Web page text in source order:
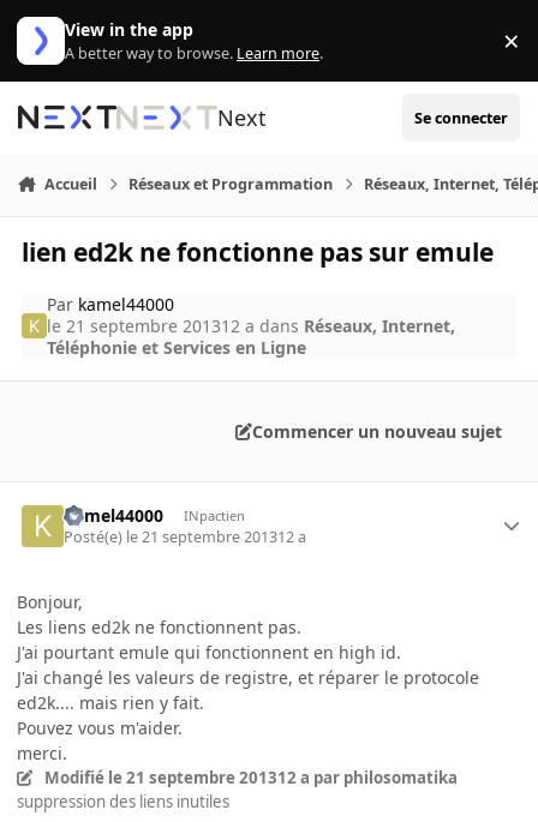
Aller au contenu
View in the app
A better way to browse. Learn more. ×
Next Se connecter
Accueil Réseaux et Programmation Réseaux, Internet,
lien ed2k ne fonctionne pas sur emule
Par kamel44000
le 21 septembre 201312 a dans Réseaux, Internet,
Téléphonie et Services en Ligne
Commencer un nouveau sujet
kamel44000 INpactien
Posté(e) le 21 septembre 201312 a
Bonjour,
Les liens ed2k ne fonctionnent pas.
J'ai pourtant emule qui fonctionnent en high id.
J'ai changé les valeurs de registre, et réparer le protocole
ed2k.... mais rien y fait.
Pouvez vous m'aider.
merci.
Modifié le 21 septembre 201312 a par philosomatika
suppression des liens inutiles